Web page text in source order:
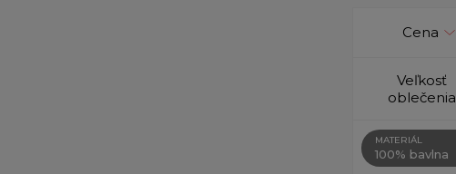
Cena
Veľkosť
oblečenia
MATERIÁL
100% bavlna